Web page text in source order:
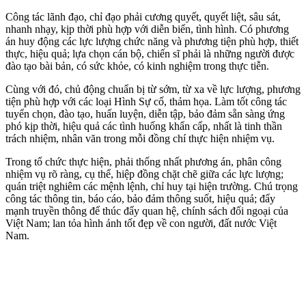
Công tác lãnh đạo, chỉ đạo phải cương quyết, quyết liệt, sâu sát,
nhanh nhạy, kịp thời phù hợp với diễn biến, tình hình. Có phương
án huy động các lực lượng chức năng và phương tiện phù hợp, thiết
thực, hiệu quả; lựa chọn cán bộ, chiến sĩ phải là những người được
đào tạo bài bản, có sức khỏe, có kinh nghiệm trong thực tiễn.
Cùng với đó, chủ động chuẩn bị từ sớm, từ xa về lực lượng, phương
tiện phù hợp với các loại Hình Sự cố, thảm họa. Làm tốt công tác
tuyển chọn, đào tạo, huấn luyện, diễn tập, bảo đảm sẵn sàng ứng
phó kịp thời, hiệu quả các tình huống khẩn cấp, nhất là tinh thần
trách nhiệm, nhân văn trong mỗi đồng chí thực hiện nhiệm vụ.
Trong tổ chức thực hiện, phải thống nhất phương án, phân công
nhiệm vụ rõ ràng, cụ thể, hiệp đồng chặt chẽ giữa các lực lượng;
quán triệt nghiêm các mệnh lệnh, chỉ huy tại hiện trường. Chú trọng
công tác thông tin, báo cáo, bảo đảm thông suốt, hiệu quả; đẩy
mạnh truyền thông để thúc đẩy quan hệ, chính sách đối ngoại của
Việt Nam; lan tỏa hình ảnh tốt đẹp về con người, đất nước Việt
Nam.